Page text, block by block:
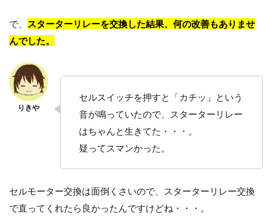
で、
スターターリレーを交換した結果、何の改善もありませ
んでした。
セルスイッチを押すと「カチッ」という
音が鳴っていたので、スターターリレー
はちゃんと生きてた・・・。
疑ってスマンかった。
セルモーター交換は面倒くさいので、スターターリレー交換
で直ってくれたら良かったんですけどね・・・。